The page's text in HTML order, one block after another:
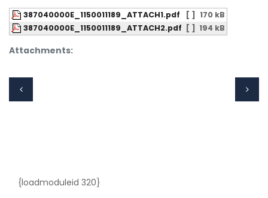
Attachments:
387040000E_1150011189_ATTACH1.pdf [ ]
170 kB
387040000E_1150011189_ATTACH2.pdf
[ ] 194 kB
{loadmoduleid 320}